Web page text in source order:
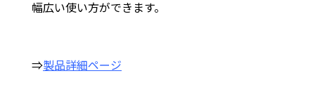
幅広い使い方ができます。
⇒製品詳細ページ